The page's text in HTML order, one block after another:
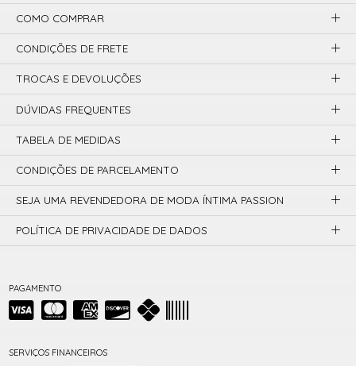
PAGAMENTO
SERVIÇOS FINANCEIROS
COMO COMPRAR
CONDIÇÕES DE FRETE
TROCAS E DEVOLUÇÕES
DÚVIDAS FREQUENTES
TABELA DE MEDIDAS
CONDIÇÕES DE PARCELAMENTO
SEJA UMA REVENDEDORA DE MODA ÍNTIMA PASSION
POLÍTICA DE PRIVACIDADE DE DADOS